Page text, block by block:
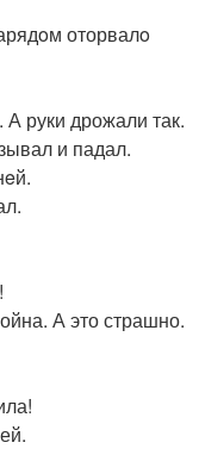
оторвалo
руки дрожали так.
и падал.
А это страшно.